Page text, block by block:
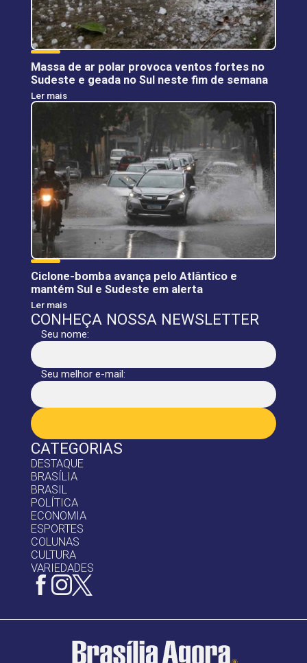
CATEGORIAS
DESTAQUE
BRASÍLIA
BRASIL
POLÍTICA
ECONOMIA
ESPORTES
COLUNAS
CULTURA
VARIEDADES
Massa de ar polar provoca ventos fortes no
Sudeste e geada no Sul neste fim de semana
Ler mais
Ciclone-bomba avança pelo Atlântico e
mantém Sul e Sudeste em alerta
Ler mais
CONHEÇA NOSSA NEWSLETTER
Seu nome:
Seu melhor e-mail: